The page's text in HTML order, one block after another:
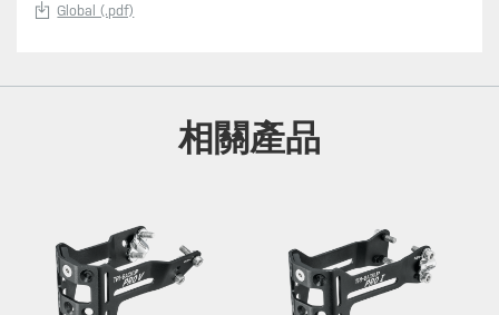
Global (.pdf)
相關產品